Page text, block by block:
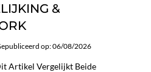
&
op: 06/08/2026
Artikel Vergelijkt Beide